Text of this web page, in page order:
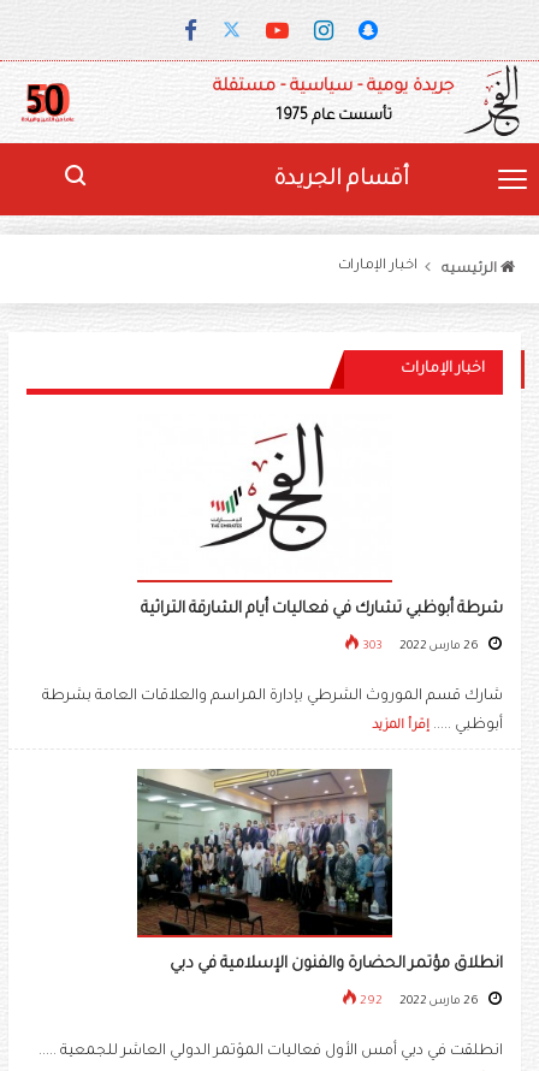
جريدة يومية - سياسية - مستقلة
تأسست عام 1975
أقسام الجريدة
الرئيسيه اخبار الإمارات
اخبار الإمارات
شرطة أبوظبي تشارك في فعاليات أيام الشارقة التراثية
303
شارك قسم الموروث الشرطي بإدارة المراسم والعلاقات العامة بشرطة
أبوظبي ..... إقرأ المزيد
انطلاق مؤتمر الحضارة والفنون الإسلامية في دبي
292
انطلقت في دبي أمس الأول فعاليات المؤتمر الدولي العاشر للجمعية .....